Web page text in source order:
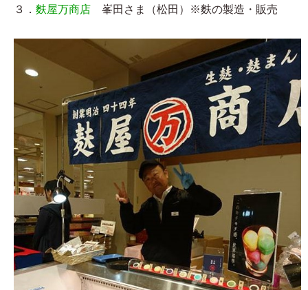
３． 麩屋万商店 峯田さま（松田）※麩の製造・販売